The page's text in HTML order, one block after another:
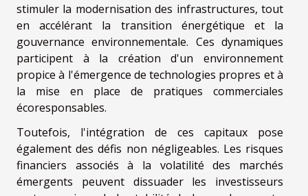
stimuler la modernisation des infrastructures, tout
en accélérant la transition énergétique et la
gouvernance environnementale. Ces dynamiques
participent à la création d'un environnement
propice à l'émergence de technologies propres et à
la mise en place de pratiques commerciales
écoresponsables.
Toutefois, l'intégration de ces capitaux pose
également des défis non négligeables. Les risques
financiers associés à la volatilité des marchés
émergents peuvent dissuader les investisseurs